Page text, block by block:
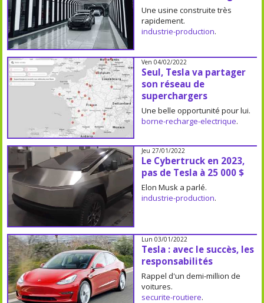
Une usine construite très
rapidement.
industrie-production.
Ven 04/02/2022
Seul, Tesla va partager
son réseau de
superchargers
Une belle opportunité pour lui.
borne-recharge-electrique.
Jeu 27/01/2022
Le Cybertruck en 2023,
pas de Tesla à 25 000 $
Elon Musk a parlé.
industrie-production.
Lun 03/01/2022
Tesla : avec le succès, les
responsabilités
Rappel d'un demi-million de
voitures.
securite-routiere.